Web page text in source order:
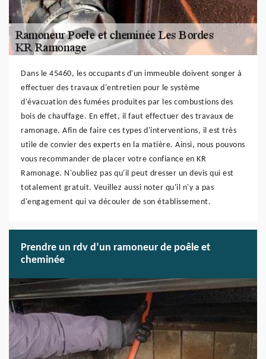
Dans le 45460, les occupants d'un immeuble doivent songer à
effectuer des travaux d'entretien pour le système
d'évacuation des fumées produites par les combustions des
bois de chauffage. En effet, il faut effectuer des travaux de
ramonage. Afin de faire ces types d'interventions, il est très
utile de convier des experts en la matière. Ainsi, nous pouvons
vous recommander de placer votre confiance en KR
Ramonage. N'oubliez pas qu'il peut dresser un devis qui est
totalement gratuit. Veuillez aussi noter qu'il n'y a pas
d'engagement qui va découler de son établissement.
Prendre un rdv d’un ramoneur de poêle et
cheminée